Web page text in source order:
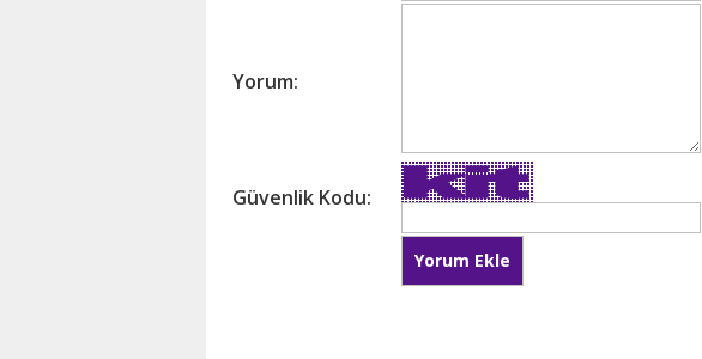
Yorum:
Güvenlik Kodu: